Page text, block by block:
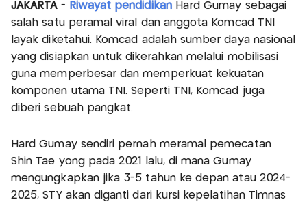
JAKARTA - Riwayat pendidikanHard Gumay sebagai
salah satu peramal viral dan anggota Komcad TNI
layak diketahui. Komcad adalah sumber daya nasional
yang disiapkan untuk dikerahkan melalui mobilisasi
guna memperbesar dan memperkuat kekuatan
komponen utama TNI. Seperti TNI, Komcad juga
diberi sebuah pangkat.
Hard Gumay sendiri pernah meramal pemecatan
Shin Tae yong pada 2021 lalu, di mana Gumay
mengungkapkan jika 3-5 tahun ke depan atau 2024-
2025, STY akan diganti dari kursi kepelatihan Timnas